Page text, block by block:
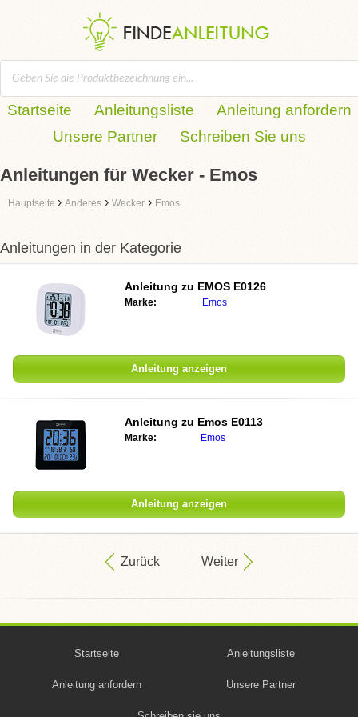
Startseite Anleitungsliste
Anleitung anfordern
Unsere Partner
Schreiben Sie uns
Anleitungen für Wecker - Emos
Hauptseite › Anderes › Wecker › Emos
Anleitungen in der Kategorie
Anleitung zu EMOS E0126
Marke: Emos
Anleitung anzeigen
Anleitung zu Emos E0113
Marke: Emos
Anleitung anzeigen
Zurück Weiter
Startseite Anleitungsliste
Anleitung anfordern Unsere Partner